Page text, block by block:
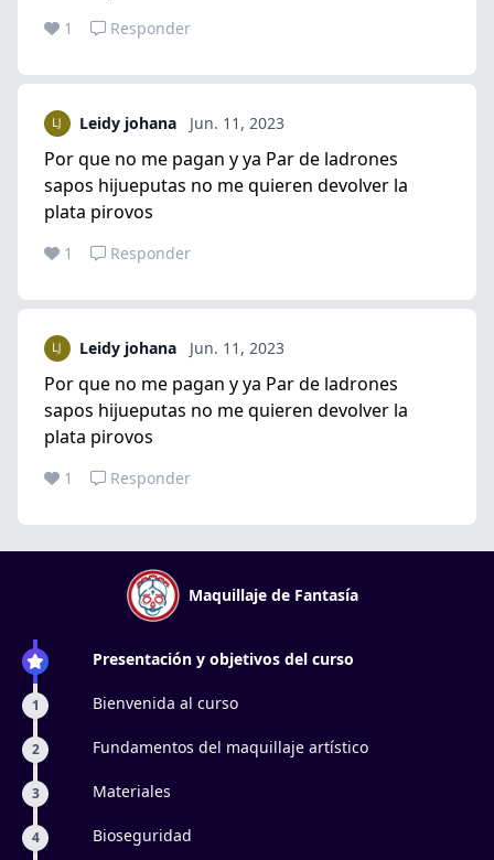
1 Responder
Leidy johana Jun. 11, 2023
Por que no me pagan y ya Par de ladrones
sapos hijueputas no me quieren devolver la
plata pirovos
1 Responder
Leidy johana Jun. 11, 2023
Por que no me pagan y ya Par de ladrones
sapos hijueputas no me quieren devolver la
plata pirovos
1 Responder
Maquillaje de Fantasía
Presentación y objetivos del curso
1 Bienvenida al curso
2 Fundamentos del maquillaje artístico
3 Materiales
4 Bioseguridad